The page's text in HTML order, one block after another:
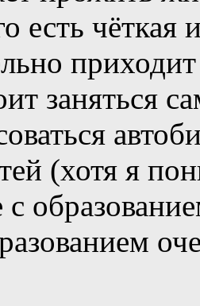
есть чёткая
заняться
(хотя я